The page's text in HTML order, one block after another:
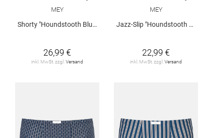
MEY
Shorty "Houndstooth Blue"
26,99 €
inkl. MwSt. zzgl.Versand
MEY
Jazz-Slip "Houndstooth Blue"
22,99 €
inkl. MwSt. zzgl.Versand